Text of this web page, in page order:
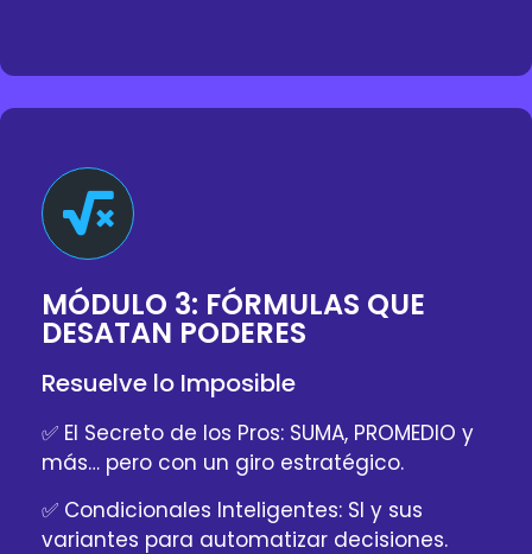
MÓDULO 3: FÓRMULAS QUE
DESATAN PODERES
Resuelve lo Imposible
✅ El Secreto de los Pros: SUMA, PROMEDIO y
más… pero con un giro estratégico.
✅ Condicionales Inteligentes: SI y sus
variantes para automatizar decisiones.